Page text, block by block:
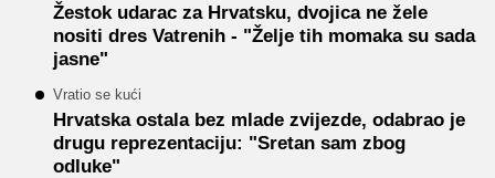
Žestok udarac za Hrvatsku, dvojica ne žele
nositi dres Vatrenih - "Želje tih momaka su sada
jasne"
Vratio se kući
Hrvatska ostala bez mlade zvijezde, odabrao je
drugu reprezentaciju: "Sretan sam zbog
odluke"